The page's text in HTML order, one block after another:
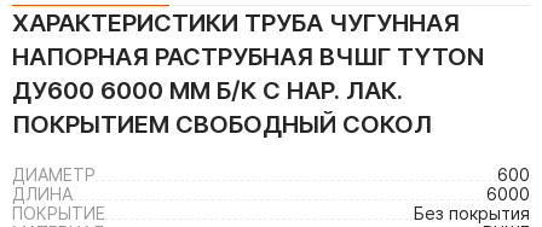
ХАРАКТЕРИСТИКИ ТРУБА ЧУГУННАЯ
НАПОРНАЯ РАСТРУБНАЯ ВЧШГ TYTON
ДУ600 6000 ММ Б/К С НАР. ЛАК.
ПОКРЫТИЕМ СВОБОДНЫЙ СОКОЛ
ДИАМЕТР
600
ДЛИНА
6000
ПОКРЫТИЕ
Без покрытия